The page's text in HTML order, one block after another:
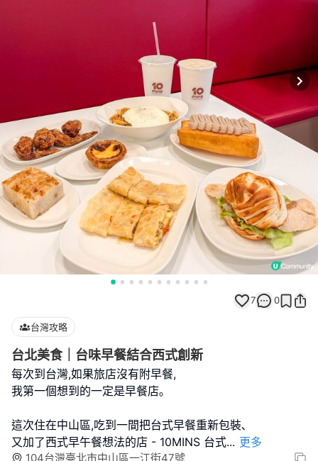
7 0
台灣攻略
台北美食｜台味早餐結合西式創新
每次到台灣,如果旅店沒有附早餐,
我第一個想到的一定是早餐店｡
這次住在中山區,吃到一間把台式早餐重新包裝､
又加了西式早午餐想法的店 - 10MINS 台式... 更多
104台灣臺北市中山區一江街47號